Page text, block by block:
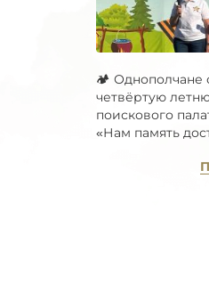
🏕 Однополчане
четвёртую
поискового
«Нам память